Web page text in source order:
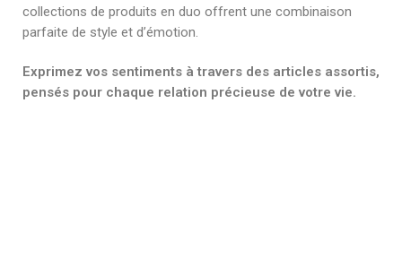
collections de produits en duo offrent une combinaison
parfaite de style et d’émotion.
Exprimez vos sentiments à travers des articles assortis,
pensés pour chaque relation précieuse de votre vie.